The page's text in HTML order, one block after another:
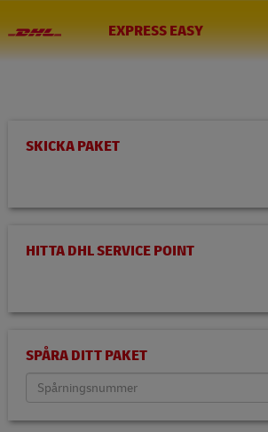
EXPRESS EASY
SKICKA PAKET
HITTA DHL SERVICE POINT
SPÅRA DITT PAKET